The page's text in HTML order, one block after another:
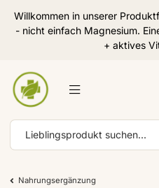
Willkommen in unserer
- nicht einfach Magnesium.
+ aktives
Nahrungsergänzung